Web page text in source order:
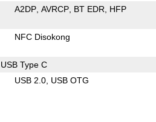
A2DP AVRCP BT EDR HFP
NFC Disokong
USB Type C
USB 2.0 USB OTG